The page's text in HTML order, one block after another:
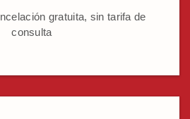
gratuita, sin tarifa de
consulta